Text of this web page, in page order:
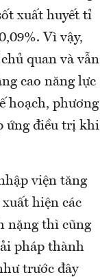
xuất huyết tỉ
Vì vậy,
quan và vẫn
cao năng lực
hoạch, phương
ứng điều trị khi
viện tăng
hiện các
nặng thì cũng
pháp thành
trước đây